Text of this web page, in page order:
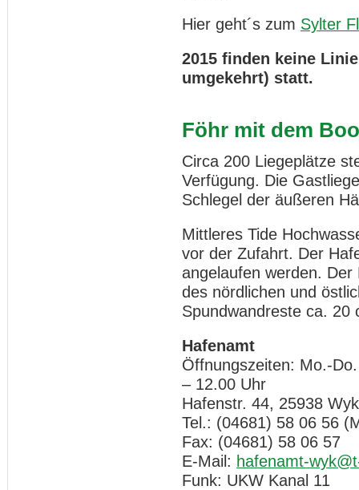
Hier geht´s zum Sylter
2015 finden keine
umgekehrt) statt.
Föhr mit dem
Circa 200 Liegeplätze
Verfügung. Die
Schlegel der äußeren
Mittleres Tide
vor der Zufahrt. Der
angelaufen werden.
des nördlichen und
Spundwandreste ca. 20
Hafenamt
Öffnungszeiten: Mo.-
– 12.00 Uhr
Hafenstr. 44, 25938
Tel.: (04681) 58 06 56
Fax: (04681) 58 06 57
E-Mail: hafenamt-
Funk: UKW Kanal 11